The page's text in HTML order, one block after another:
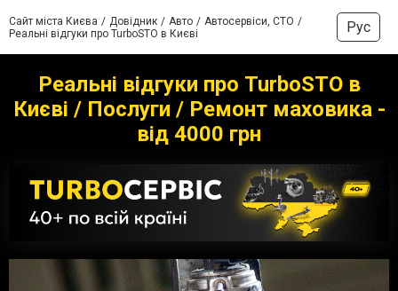
Сайт міста Києва Довідник Авто
Автосервіси, СТО
Реальні відгуки про TurboSTO в Києві
Рус
Реальні відгуки про TurboSTO в
Києві / Послуги / Ремонт маховика -
від 4000 грн